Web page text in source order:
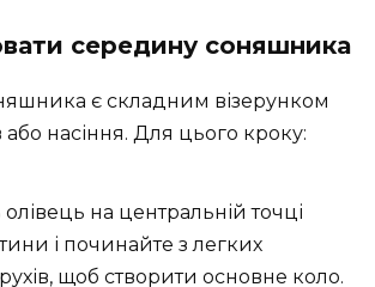
середину соняшника
є складним візерунком
або насіння. Для цього кроку:
олівець на центральній точці
і починайте з легких
щоб створити основне коло.